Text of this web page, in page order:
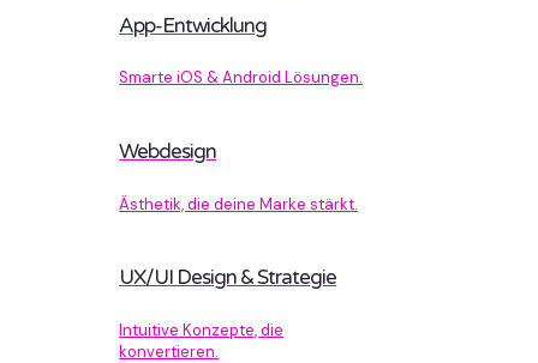
App-Entwicklung
Smarte iOS & Android Lösungen.
Webdesign
Ästhetik, die deine Marke stärkt.
UX/UI Design & Strategie
Intuitive Konzepte, die
konvertieren.